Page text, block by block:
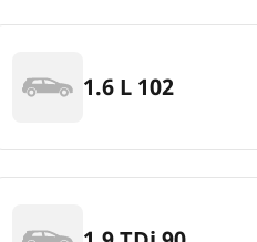
1.6 L 102